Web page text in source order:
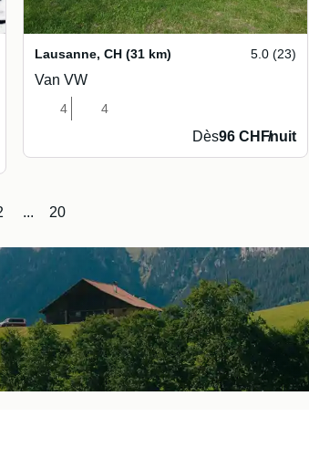
Lausanne, CH (31 km) 5.0 (23)
Van VW
4 4
Dès96 CHF/nuit
... 20